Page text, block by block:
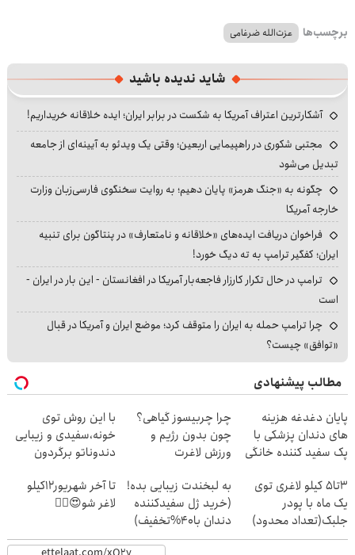
برچسب‌ها عزت‌الله ضرغامی
شاید ندیده باشید
آشکارترین اعتراف آمریکا به شکست در برابر ایران؛ ایده خلاقانه خریداریم!
مجتبی شکوری در راهپیمایی اربعین؛ وقتی یک ویدئو به آیینه‌ای از جامعه
تبدیل می‌شود
چگونه به «جنگ هرمز» پایان دهیم؛ به روایت سخنگوی فارسی‌زبان وزارت
خارجه آمریکا
فراخوان دریافت ایده‌های «خلاقانه و نامتعارف» در پنتاگون برای تنبیه
ایران؛ کفگیر ترامپ به ته دیگ خورد!
ترامپ در حال تکرار کارزار فاجعه‌بار آمریکا در افغانستان - این بار در ایران -
است
چرا ترامپ حمله به ایران را متوقف کرد؛ موضع ایران و آمریکا در قبال
«توافق» چیست؟
مطالب پیشنهادی
پایان دغدغه هزینه
های دندان پزشکی با
پک سفید کننده خانگی
چرا چربیسوز گیاهی؟
چون بدون رژیم و
ورزش لاغرت
با این روش توی
خونه،سفیدی و زیبایی
دندوناتو برگردون
3تا5 کیلو لاغری توی
یک ماه با پودر
جلبک(تعداد محدود)
به لبخندت زیبایی بده!
(خرید ژل سفیدکننده
دندان با40%تخفیف)
تا آخر شهریور12کیلو
لاغر شو😍👌🏻